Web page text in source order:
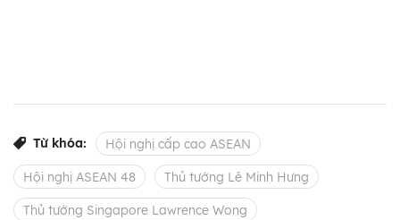
Từ khóa: Hội nghị cấp cao ASEAN
Hội nghị ASEAN 48 Thủ tướng Lê Minh Hưng
Thủ tướng Singapore Lawrence Wong